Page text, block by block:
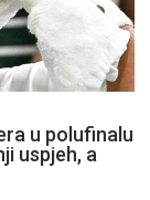
u polufinalu
uspjeh, a